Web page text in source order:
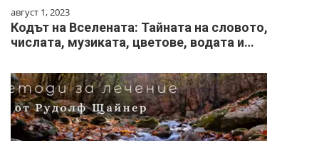
август 1, 2023
Кодът на Вселената: Тайната на словото,
числата, музиката, цветове, водата и…